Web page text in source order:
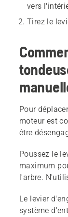
vers
Tirez le
Pour
moteur est
être
Poussez le
maximum
l'arbre.
Le levier
système